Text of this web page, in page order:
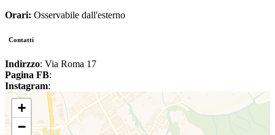
Orari: Osservabile dall'esterno
Contatti
Indirzzo: Via Roma 17
Pagina FB:
Instagram:
+
−